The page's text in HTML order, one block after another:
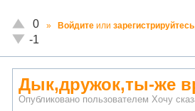
Отлично!
0
Неадекватно!
-1
» Войдите или зарегистрируйтесь
Дык,дружок,ты-же
Опубликовано пользователем Хочу